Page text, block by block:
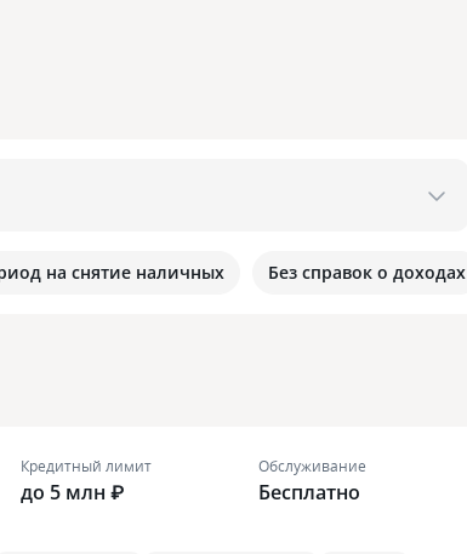
на снятие наличных Без справок о доходах
Кредитный лимит
до 5 млн ₽
Обслуживание
Бесплатно